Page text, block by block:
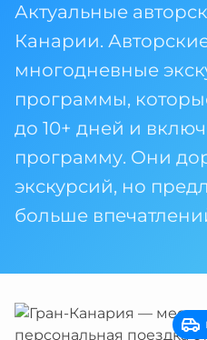
Актуальные
Канарии.
многодневные
программы,
до 10+ дней и
программу. Они
экскурсий, но
больше